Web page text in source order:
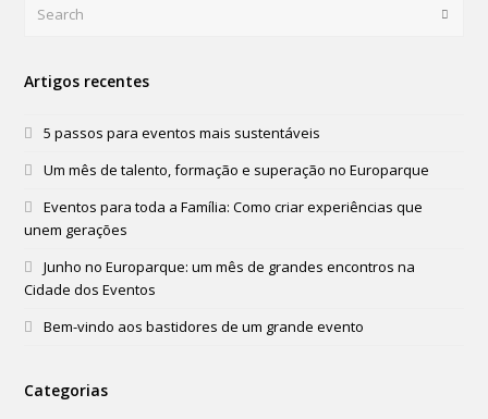
Artigos recentes
5 passos para eventos mais sustentáveis
Um mês de talento, formação e superação no Europarque
Eventos para toda a Família: Como criar experiências que
unem gerações
Junho no Europarque: um mês de grandes encontros na
Cidade dos Eventos
Bem-vindo aos bastidores de um grande evento
Categorias